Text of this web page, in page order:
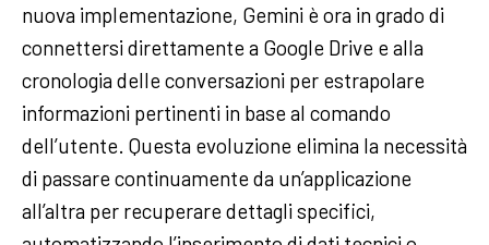
nuova implementazione, Gemini è ora in grado di
connettersi direttamente a Google Drive e alla
cronologia delle conversazioni per estrapolare
informazioni pertinenti in base al comando
dell’utente. Questa evoluzione elimina la necessità
di passare continuamente da un’applicazione
all’altra per recuperare dettagli specifici,